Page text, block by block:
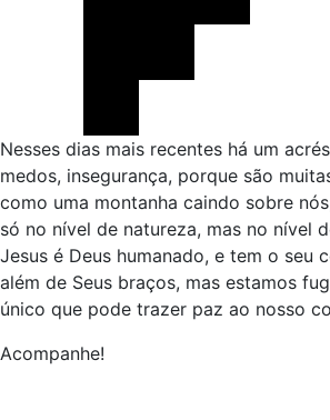
Nesses dias mais recentes há um
medos, insegurança, porque são
como uma montanha caindo sobre
só no nível de natureza, mas no nível
Jesus é Deus humanado, e tem o seu
além de Seus braços, mas estamos
único que pode trazer paz ao nosso
Acompanhe!